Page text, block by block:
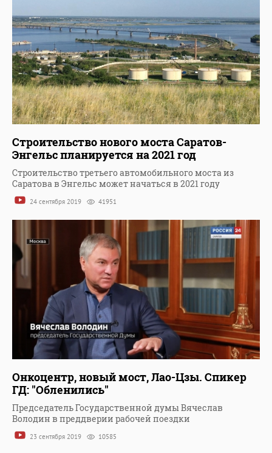
Строительство нового моста Саратов-
Энгельс планируется на 2021 год
Строительство третьего автомобильного моста из
Саратова в Энгельс может начаться в 2021 году
24 сентября 2019 41951
Онкоцентр, новый мост, Лао-Цзы. Спикер
ГД: "Обленились"
Председатель Государственной думы Вячеслав
Володин в преддверии рабочей поездки
23 сентября 2019 10585